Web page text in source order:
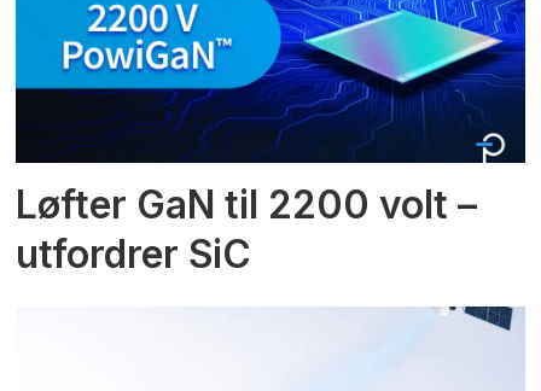
Løfter GaN til 2200 volt –
utfordrer SiC